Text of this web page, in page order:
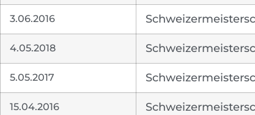
3.06.2016
4.05.2018
5.05.2017
15.04.2016